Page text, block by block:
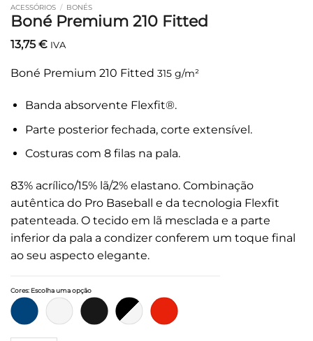
ACESSÓRIOS / BONÉS
Boné Premium 210 Fitted
13,75 € IVA
Boné Premium 210 Fitted 315 g/m²
Banda absorvente Flexfit®.
Parte posterior fechada, corte extensível.
Costuras com 8 filas na pala.
83% acrílico/15% lã/2% elastano. Combinação
autêntica do Pro Baseball e da tecnologia Flexfit
patenteada. O tecido em lã mesclada e a parte
inferior da pala a condizer conferem um toque final
ao seu aspecto elegante.
Cores: Escolha uma opção